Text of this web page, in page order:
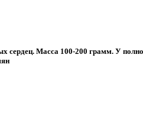
Масса 100-200 грамм. У